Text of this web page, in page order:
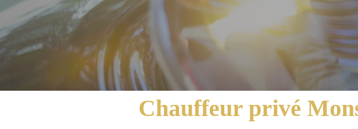
Chauffeur privé